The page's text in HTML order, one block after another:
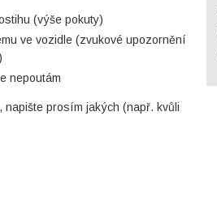
(výše pokuty)
ve vozidle (zvukové upozornění
nepoutám
napište prosím jakých (např. kvůli